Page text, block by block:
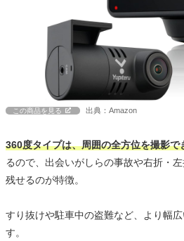
この商品を見る 出典：Amazon
360度タイプは、周囲の全方位を撮影で
るので、出会いがしらの事故や右折・
残せるのが特徴。
すり抜けや駐車中の盗難など、より幅
す。